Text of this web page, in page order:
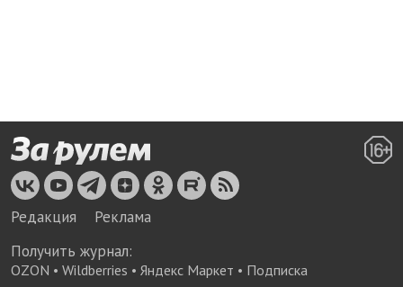
Редакция
Реклама
Получить журнал:
OZON • Wildberries • Яндекс Маркет • Подписка